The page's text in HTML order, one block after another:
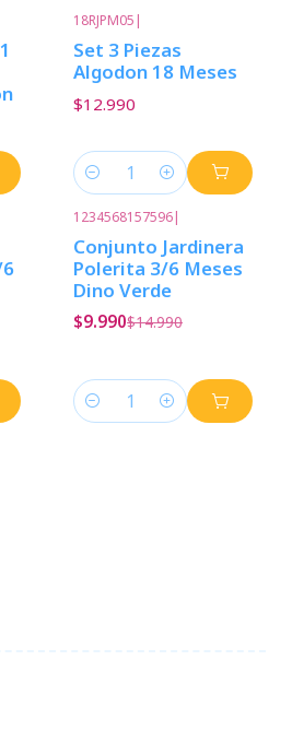
18RJPM05 |
Set 3 Piezas
Algodon 18 Meses
$12.990
Cantidad
1234568157596|
Conjunto Jardinera
Polerita 3/6 Meses
Dino Verde
$9.990$14.990
Cantidad